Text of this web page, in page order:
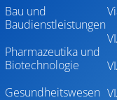
Bau und
Baudienstleistungen
Pharmazeutika und
Biotechnologie
Gesundheitswesen